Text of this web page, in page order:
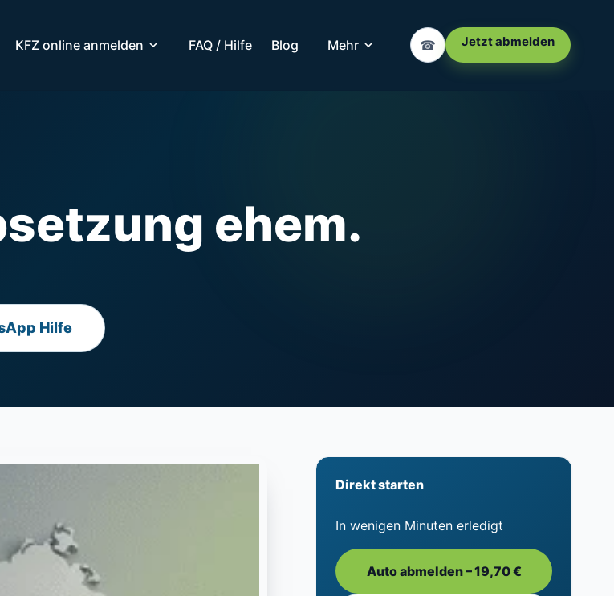
KFZ online anmelden FAQ / Hilfe Blog Mehr ☎ Jetzt abmelden
ehem.
Hilfe
Direkt starten
In wenigen Minuten erledigt
Auto abmelden – 19,70 €